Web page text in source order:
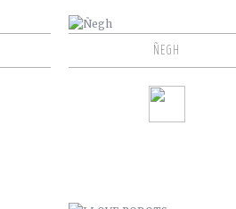
ÑEGH